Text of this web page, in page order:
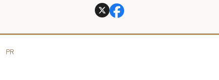
PR